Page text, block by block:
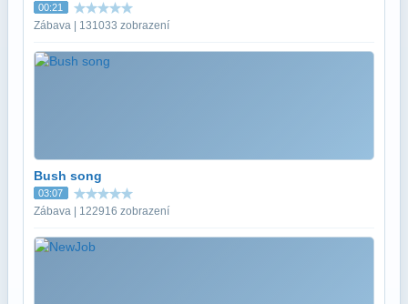
00:21
Zábava | 131033 zobrazení
Bush song
03:07
Zábava | 122916 zobrazení